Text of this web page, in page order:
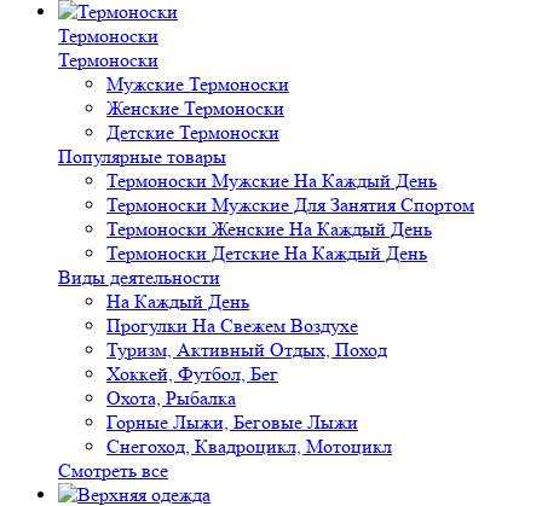
Термоноски
Термоноски
Мужские Термоноски
Женские Термоноски
Детские Термоноски
Популярные товары
Термоноски Мужские На Каждый День
Термоноски Мужские Для Занятия Спортом
Термоноски Женские На Каждый День
Термоноски Детские На Каждый День
Виды деятельности
На Каждый День
Прогулки На Свежем Воздухе
Туризм, Активный Отдых, Поход
Хоккей, Футбол, Бег
Охота, Рыбалка
Горные Лыжи, Беговые Лыжи
Снегоход, Квадроцикл, Мотоцикл
Смотреть все